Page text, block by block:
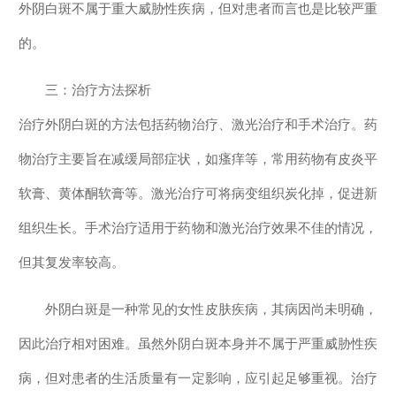
外阴白斑不属于重大威胁性疾病，但对患者而言也是比较严重
的。
三：治疗方法探析
治疗外阴白斑的方法包括药物治疗、激光治疗和手术治疗。药
物治疗主要旨在减缓局部症状，如瘙痒等，常用药物有皮炎平
软膏、黄体酮软膏等。激光治疗可将病变组织炭化掉，促进新
组织生长。手术治疗适用于药物和激光治疗效果不佳的情况，
但其复发率较高。
外阴白斑是一种常见的女性皮肤疾病，其病因尚未明确，
因此治疗相对困难。虽然外阴白斑本身并不属于严重威胁性疾
病，但对患者的生活质量有一定影响，应引起足够重视。治疗